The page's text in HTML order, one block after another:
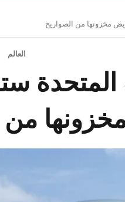
مخزونها من الصواريخ
العالم
من